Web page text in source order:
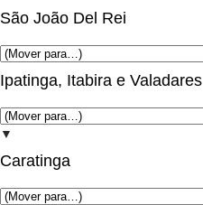
São João Del Rei
Ipatinga, Itabira e Valadares
▼
Caratinga